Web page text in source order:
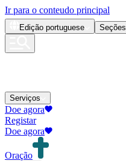
Ir para o conteudo principal
Edição portuguese Seções
Serviços
Doe agora
Registar
Doe agora
Oração